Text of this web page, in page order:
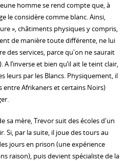
homme se rend compte que, à
le considère comme blanc. Ainsi,
», châtiments physiques y compris,
de manière toute différente, ne lui
des services, parce qu'on ne saurait
A l’inverse et bien qu’il ait le teint clair,
leurs par les Blancs. Physiquement, il
entre Afrikaners et certains Noirs)
sa mère, Trevor suit des écoles d'un
Si, par la suite, il joue des tours au
jours en prison (une expérience
raison), puis devient spécialiste de la